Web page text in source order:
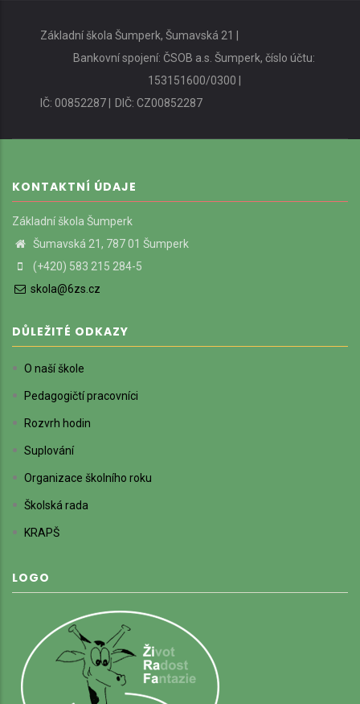
Základní škola Šumperk, Šumavská 21 |
Bankovní spojení: ČSOB a.s. Šumperk, číslo účtu:
153151600/0300 |
IČ: 00852287 |
DIČ: CZ00852287
KONTAKTNÍ ÚDAJE
Základní škola Šumperk
Šumavská 21, 787 01 Šumperk
(+420) 583 215 284-5
skola@6zs.cz
DŮLEŽITÉ ODKAZY
O naší škole
Pedagogičtí pracovníci
Rozvrh hodin
Suplování
Organizace školního roku
Školská rada
KRAPŠ
LOGO